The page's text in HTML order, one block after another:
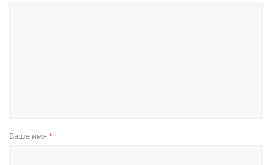
Ваше имя *